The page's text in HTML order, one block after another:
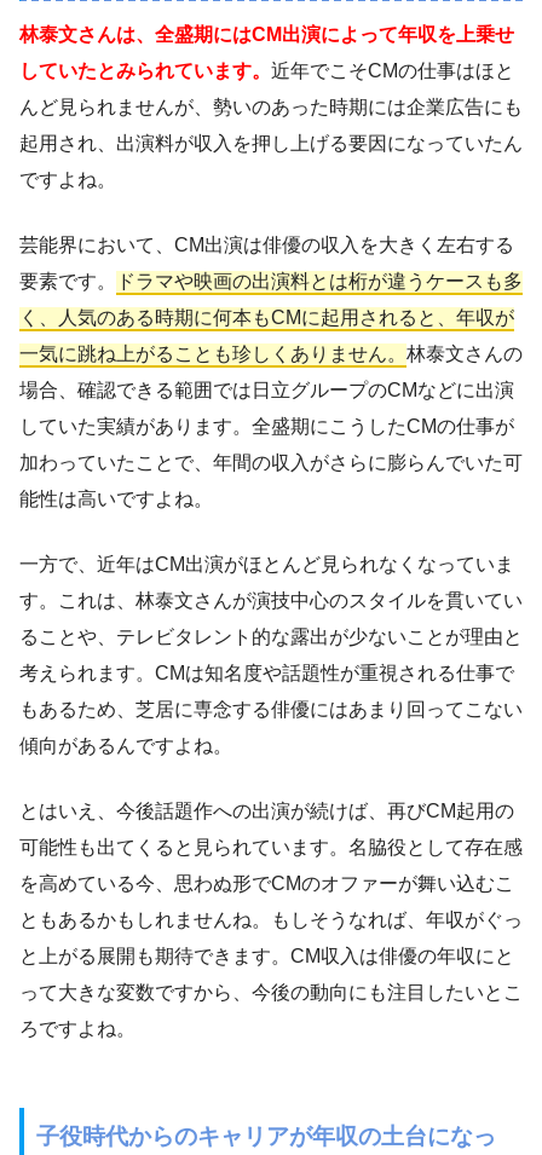
林泰文さんは、全盛期にはCM出演によって年収を上乗せ
していたとみられています。 近年でこそCMの仕事はほと
んど見られませんが、勢いのあった時期には企業広告にも
起用され、出演料が収入を押し上げる要因になっていたん
ですよね。
芸能界において、CM出演は俳優の収入を大きく左右する
要素です。
ドラマや映画の出演料とは桁が違うケースも多
く、人気のある時期に何本もCMに起用されると、年収が
一気に跳ね上がることも珍しくありません。 林泰文さんの
場合、確認できる範囲では日立グループのCMなどに出演
していた実績があります。全盛期にこうしたCMの仕事が
加わっていたことで、年間の収入がさらに膨らんでいた可
能性は高いですよね。
一方で、近年はCM出演がほとんど見られなくなっていま
す。これは、林泰文さんが演技中心のスタイルを貫いてい
ることや、テレビタレント的な露出が少ないことが理由と
考えられます。CMは知名度や話題性が重視される仕事で
もあるため、芝居に専念する俳優にはあまり回ってこない
傾向があるんですよね。
とはいえ、今後話題作への出演が続けば、再びCM起用の
可能性も出てくると見られています。名脇役として存在感
を高めている今、思わぬ形でCMのオファーが舞い込むこ
ともあるかもしれませんね。もしそうなれば、年収がぐっ
と上がる展開も期待できます。CM収入は俳優の年収にと
って大きな変数ですから、今後の動向にも注目したいとこ
ろですよね。
子役時代からのキャリアが年収の土台になっ